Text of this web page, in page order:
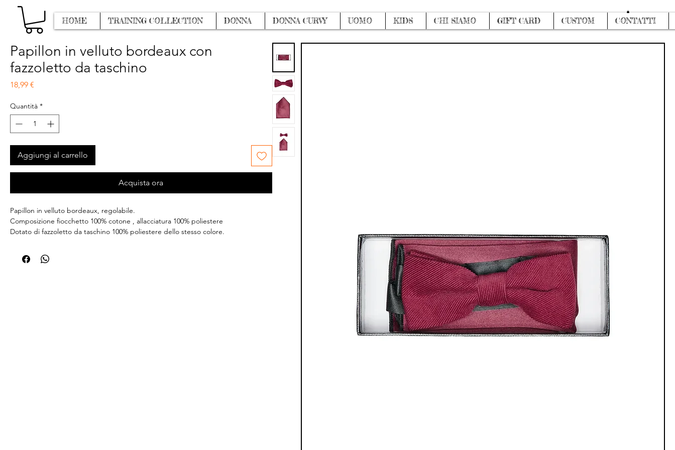
Accedi
HOME TRAINING COLLECTION DONNA DONNA CURVY UOMO KIDS CHI SIAMO GIFT CARD CUSTOM CONTATTI
Papillon in velluto bordeaux con
fazzoletto da taschino
18,99 €
Quantità *
Aggiungi al carrello
Acquista ora
Papillon in velluto bordeaux, regolabile.
Composizione fiocchetto 100% cotone , allacciatura 100% poliestere
Dotato di fazzoletto da taschino 100% poliestere dello stesso colore.